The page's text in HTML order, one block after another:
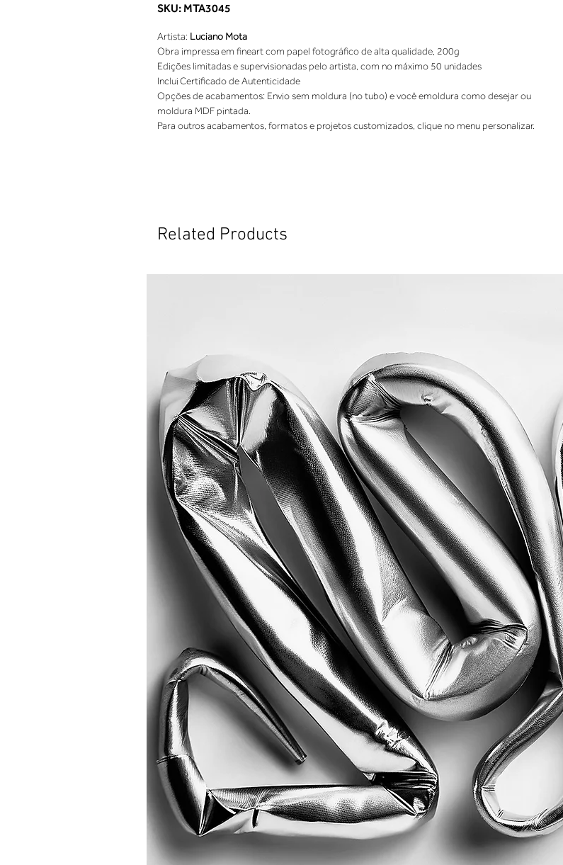
SKU: MTA3045
Artista: Luciano Mota
Obra impressa em fineart com papel fotográfico de alta qualidade, 200g
Edições limitadas e supervisionadas pelo artista, com no máximo 50 unidades
Inclui Certificado de Autenticidade
Opções de acabamentos: Envio sem moldura (no tubo) e você emoldura como desejar ou
moldura MDF pintada.
Para outros acabamentos, formatos e projetos customizados, clique no menu personalizar.
Related Products